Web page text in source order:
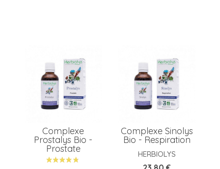
Complexe
Prostalys Bio -
Prostate
Complexe Sinolys
Bio - Respiration
HERBIOLYS